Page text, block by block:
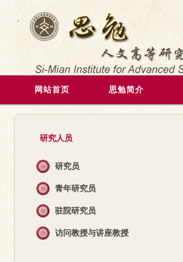
网站首页 思勉简介
研究人员
研究员
青年研究员
驻院研究员
访问教授与讲座教授